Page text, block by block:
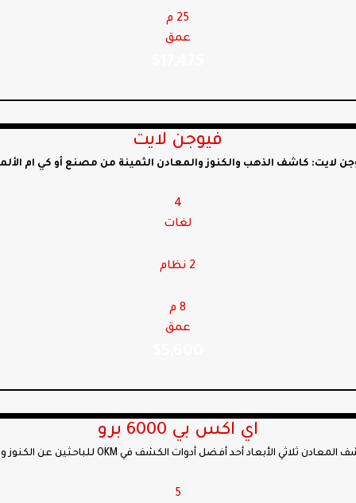
25 م
عمق
فيوجن لايت
لايت: كاشف الذهب والكنوز والمعادن الثمينة من مصنع أو كي ام
4
لغات
2 نظام
8 م
عمق
اي اكس بي 6000 برو
5